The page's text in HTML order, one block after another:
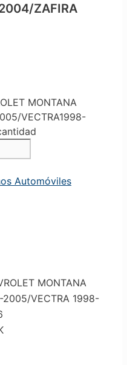
ZAFIRA
MONTANA
VECTRA1998-
Automóviles
MONTANA
VECTRA 1998-